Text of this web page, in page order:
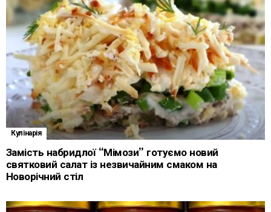
Кулінарія
Замість набридлої “Мімози” готуємо новий
святковий салат із незвичайним смаком на
Новорічний стіл